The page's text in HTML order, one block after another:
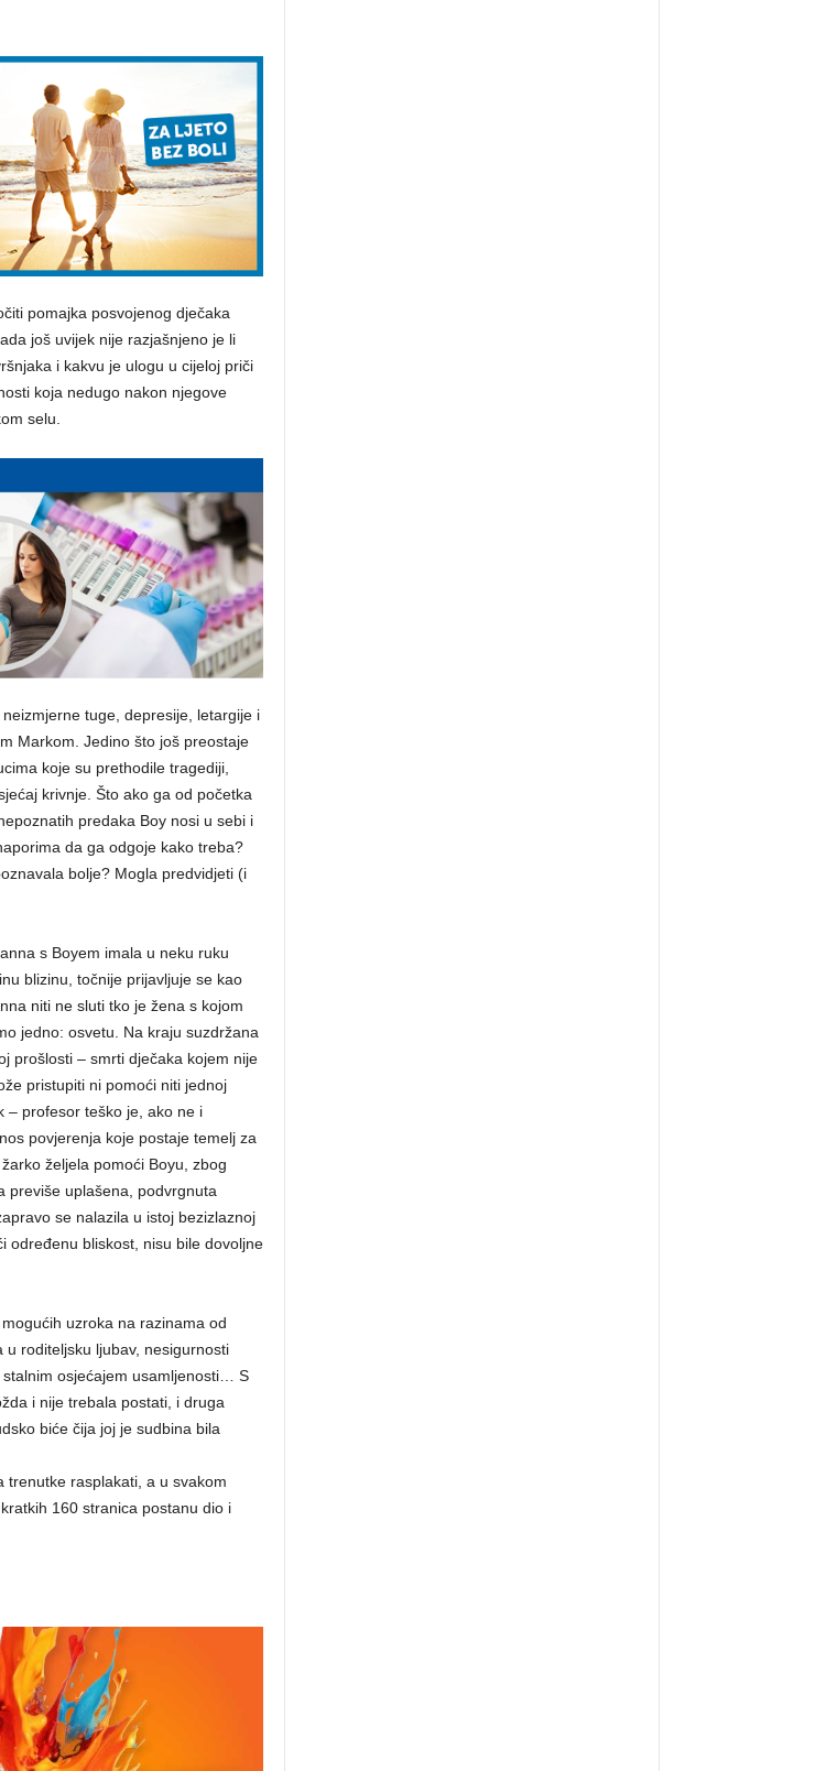
pomajka posvojenog dječaka
još uvijek nije razjašnjeno je li
i kakvu je ulogu u cijeloj priči
koja nedugo nakon njegove
selu.
tuge, depresije, letargije i
Markom. Jedino što još preostaje
koje su prethodile tragediji,
krivnje. Što ako ga od početka
predaka Boy nosi u sebi i
da ga odgoje kako treba?
bolje? Mogla predvidjeti (i
s Boyem imala u neku ruku
blizinu, točnije prijavljuje se kao
niti ne sluti tko je žena s kojom
jedno: osvetu. Na kraju suzdržana
prošlosti – smrti dječaka kojem nije
pristupiti ni pomoći niti jednoj
– profesor teško je, ako ne i
povjerenja koje postaje temelj za
željela pomoći Boyu, zbog
previše uplašena, podvrgnuta
se nalazila u istoj bezizlaznoj
određenu bliskost, nisu bile dovoljne
uzroka na razinama od
roditeljsku ljubav, nesigurnosti
osjećajem usamljenosti… S
i nije trebala postati, i druga
biće čija joj je sudbina bila
trenutke rasplakati, a u svakom
160 stranica postanu dio i